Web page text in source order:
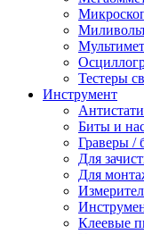
Тестеры
Инструмент
Биты и
Граверы /
Для
Для
Клеевые